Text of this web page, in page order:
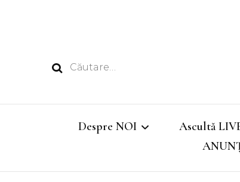
Caută
Despre NOI Ascultă